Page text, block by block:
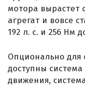
мотора вырастет
агрегат и вовсе
192 л. с. и 256 Нм
Опционально для
доступны
движения,